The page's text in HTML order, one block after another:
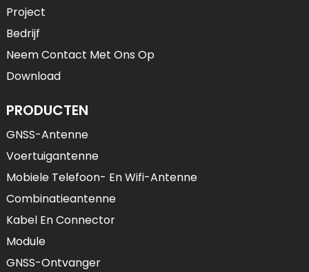
Project
Bedrijf
Neem Contact Met Ons Op
Download
PRODUCTEN
GNSS-Antenne
Voertuigantenne
Mobiele Telefoon- En Wifi-Antenne
Combinatieantenne
Kabel En Connector
Module
GNSS-Ontvanger